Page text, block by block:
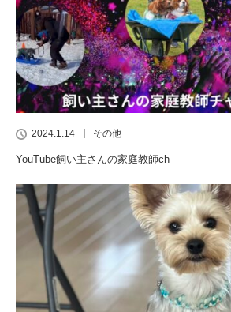
2024.1.14 その他
YouTube飼い主さんの家庭教師ch